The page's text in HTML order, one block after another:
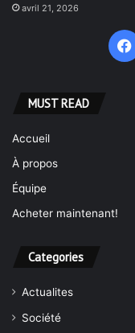
avril 21, 2026
MUST READ
Accueil
À propos
Équipe
Acheter maintenant!
Categories
Actualites
Société